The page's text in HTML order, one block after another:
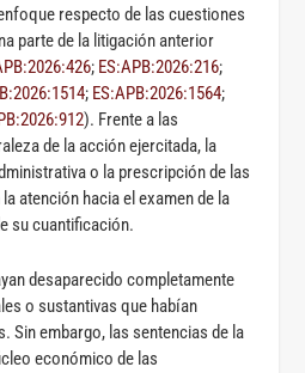
respecto de las cuestiones
parte de la litigación anterior
; ES:APB:2026:216;
; ES:APB:2026:1564;
). Frente a las
de la acción ejercitada, la
o la prescripción de las
atención hacia el examen de la
su cuantificación.
desaparecido completamente
o sustantivas que habían
Sin embargo, las sentencias de la
económico de las